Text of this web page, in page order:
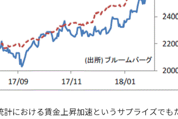
における賃金上昇加速というサプライズでも